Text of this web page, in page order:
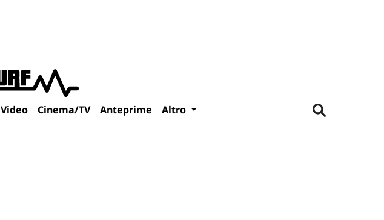
Video Cinema/TV Anteprime Altro